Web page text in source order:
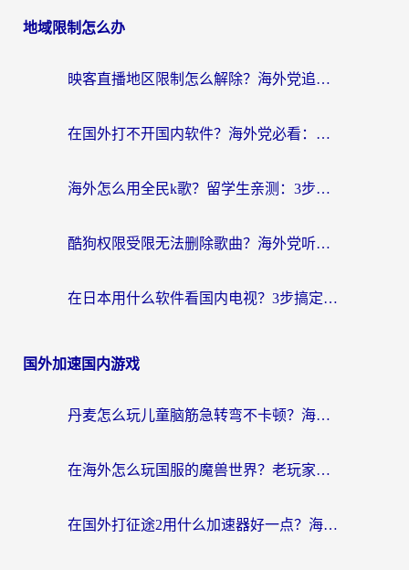
地域限制怎么办
映客直播地区限制怎么解除？海外党追剧看直播的终极解决方案
在国外打不开国内软件？海外党必看：选对回国加速器，无缝用12123、刷国内视频
海外怎么用全民k歌？留学生亲测：3步解锁国内音乐+听书自由
酷狗权限受限无法删除歌曲？海外党听国内音乐听书的一站式解决指南
在日本用什么软件看国内电视？3步搞定地域限制，流畅追《狂飙》不卡顿
国外加速国内游戏
丹麦怎么玩儿童脑筋急转弯不卡顿？海外玩家国服加速终极指南
在海外怎么玩国服的魔兽世界？老玩家亲测的避坑指南（附澳门澳洲玩家专属技巧）
在国外打征途2用什么加速器好一点？海外玩家亲测的稳定加速指南